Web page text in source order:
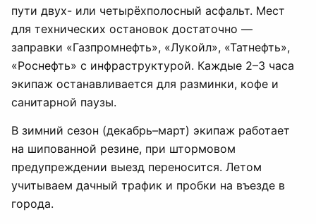
пути двух- или четырёхполосный асфальт. Мест
для технических остановок достаточно —
заправки «Газпромнефть», «Лукойл», «Татнефть»,
«Роснефть» с инфраструктурой. Каждые 2–3 часа
экипаж останавливается для разминки, кофе и
санитарной паузы.
В зимний сезон (декабрь–март) экипаж работает
на шипованной резине, при штормовом
предупреждении выезд переносится. Летом
учитываем дачный трафик и пробки на въезде в
города.